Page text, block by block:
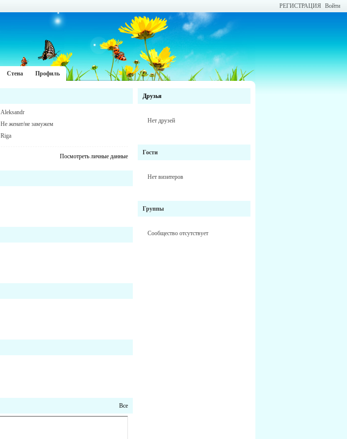
РЕГИСТРАЦИЯ Войти
Стена Профиль
Aleksandr
Не женат/не замужем
Riga
Посмотреть личные данные
Все
Друзья
Нет друзей
Гости
Нет визитеров
Группы
Сообщество отсутствует